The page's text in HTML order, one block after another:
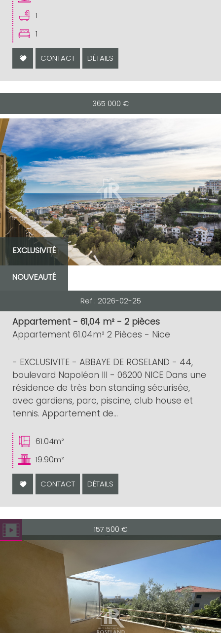
1
1
CONTACT DÉTAILS
EXCLUSIVITÉ
NOUVEAUTÉ
365 000 €
Ref : 2026-02-25
Appartement - 61,04 m² - 2 pièces
Appartement 61.04m² 2 Pièces - Nice
- EXCLUSIVITE - ABBAYE DE ROSELAND - 44,
boulevard Napoléon III - 06200 NICE Dans une
résidence de très bon standing sécurisée,
avec gardiens, parc, piscine, club house et
tennis. Appartement de...
61.04m²
19.90m²
CONTACT DÉTAILS
157 500 €